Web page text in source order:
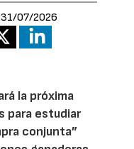
31/07/2026
la próxima
para estudiar
conjunta”